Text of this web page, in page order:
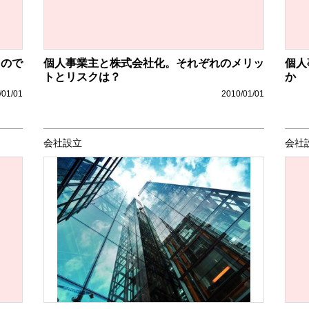
で
01
個人事業主と株式会社化。それぞれのメリッ
トとリスクは？
2010/01/01
個
か
会社設立 会社